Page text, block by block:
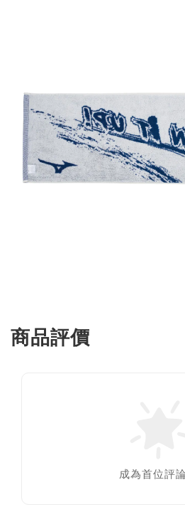
商品評價
成為首位評